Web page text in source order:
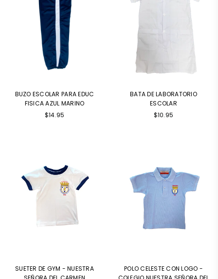
BUZO ESCOLAR PARA EDUC
FISICA AZUL MARINO
Precio
$14.95
BATA DE LABORATORIO
ESCOLAR
$10.95
SUETER DE GYM - NUESTRA
POLO CELESTE CON LOGO -